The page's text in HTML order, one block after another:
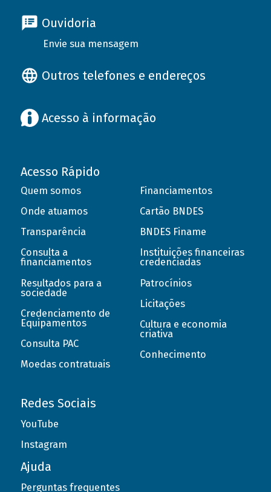
Ouvidoria
Envie sua mensagem
Outros telefones e endereços
Acesso à informação
Acesso Rápido
Quem somos
Onde atuamos
Transparência
Consulta a
financiamentos
Resultados para a
sociedade
Credenciamento de
Equipamentos
Consulta PAC
Moedas contratuais
Financiamentos
Cartão BNDES
BNDES Finame
Instituições financeiras
credenciadas
Patrocínios
Licitações
Cultura e economia
criativa
Conhecimento
Redes Sociais
YouTube
Instagram
Ajuda
Perguntas frequentes